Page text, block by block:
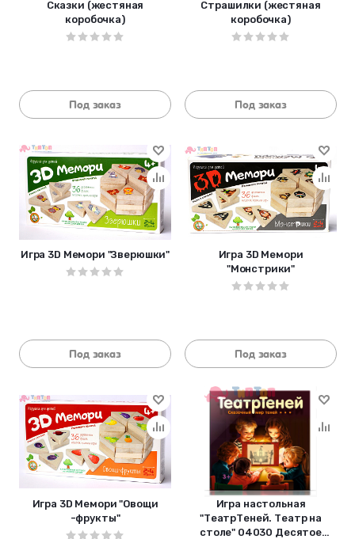
Сказки (жестяная
коробочка)
Под заказ
Страшилки (жестяная
коробочка)
Под заказ
Игра 3D Мемори "Зверюшки"
Под заказ
Игра 3D Мемори
"Монстрики"
Под заказ
Игра 3D Мемори "Овощи
-фрукты"
Игра настольная
"ТеатрТеней. Театр на
столе" 04030 Десятое